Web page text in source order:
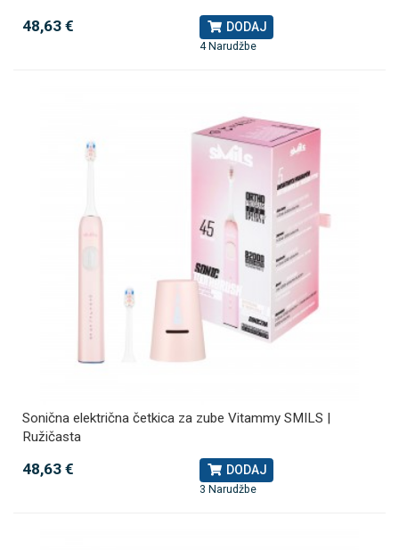
48,63 € DODAJ
4 Narudžbe
Sonična električna četkica za zube Vitammy SMILS |
Ružičasta
48,63 € DODAJ
3 Narudžbe